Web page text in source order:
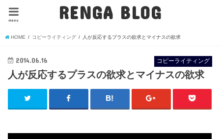
RENGA BLOG
menu
HOME コピーライティング 人が反応するプラスの欲求とマイナスの欲求
コピーライティング
2014.06.16
人が反応するプラスの欲求とマイナスの欲求